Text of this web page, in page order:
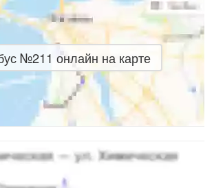
№211 онлайн на карте